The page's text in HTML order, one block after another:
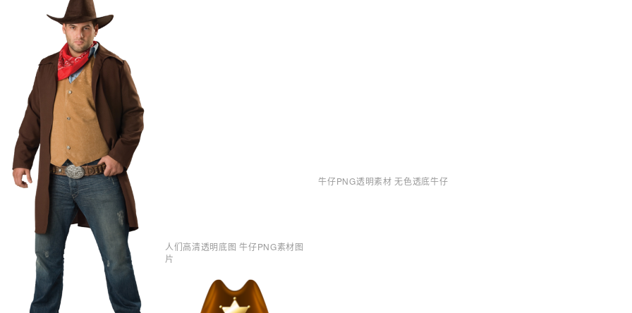
人们高清透明底图 牛仔PNG素材图
片
牛仔PNG透明素材 无色透底牛仔